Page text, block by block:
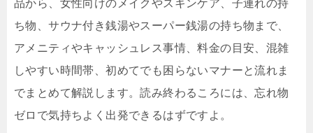
品から、女性向けのメイクやスキンケア、子連れの持
ち物、サウナ付き銭湯やスーパー銭湯の持ち物まで、
アメニティやキャッシュレス事情、料金の目安、混雑
しやすい時間帯、初めてでも困らないマナーと流れま
でまとめて解説します。読み終わるころには、忘れ物
ゼロで気持ちよく出発できるはずですよ。